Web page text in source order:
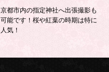
京都市内の指定神社へ出張撮影も
可能です！桜や紅葉の時期は特に
人気！